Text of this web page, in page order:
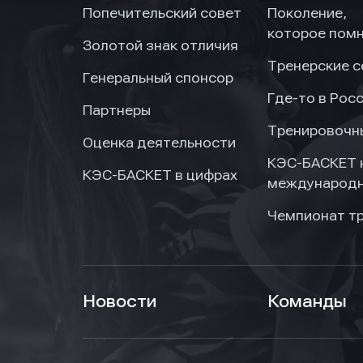
Попечительский совет
Золотой знак отличия
Генеральный спонсор
Партнеры
Оценка деятельности
КЭС-БАСКЕТ в цифрах
Поколение,
которое
Тренерские
Где-то в
КЭС-БАСКЕТ
Чемпионат
Новости Команды